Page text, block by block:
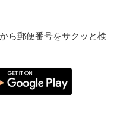
ら郵便番号をサクッと検